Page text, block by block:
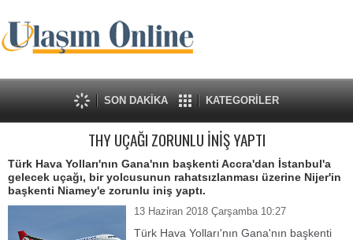
SON DAKİKA KATEGORİLER
THY UÇAĞI ZORUNLU İNİŞ YAPTI
Türk Hava Yolları'nın Gana'nın başkenti Accra'dan İstanbul'a
gelecek uçağı, bir yolcusunun rahatsızlanması üzerine Nijer'in
başkenti Niamey'e zorunlu iniş yaptı.
13 Haziran 2018 Çarşamba 10:27
Türk Hava Yolları'nın Gana'nın başkenti